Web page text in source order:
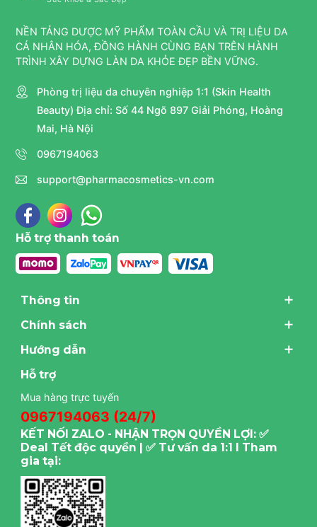
NỀN TẢNG DƯỢC MỸ PHẨM TOÀN CẦU VÀ TRỊ LIỆU DA
CÁ NHÂN HÓA, ĐỒNG HÀNH CÙNG BẠN TRÊN HÀNH
TRÌNH XÂY DỰNG LÀN DA KHỎE ĐẸP BỀN VỮNG.
Phòng trị liệu da chuyên nghiệp 1:1 (Skin Health
Beauty) Địa chỉ: Số 44 Ngõ 897 Giải Phóng, Hoàng
Mai, Hà Nội
0967194063
support@pharmacosmetics-vn.com
Hỗ trợ thanh toán
Thông tin
Chính sách
Hướng dẫn
Hỗ trợ
Mua hàng trực tuyến
0967194063 (24/7)
KẾT NỐI ZALO - NHẬN TRỌN QUYỀN LỢI: ✅
Deal Tết độc quyền | ✅ Tư vấn da 1:1 I Tham
gia tại: